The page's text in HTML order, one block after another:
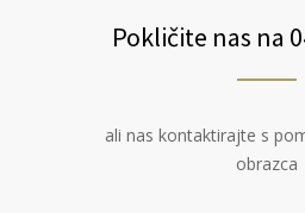
Pokličite nas na
ali nas kontaktirajte s
obrazca